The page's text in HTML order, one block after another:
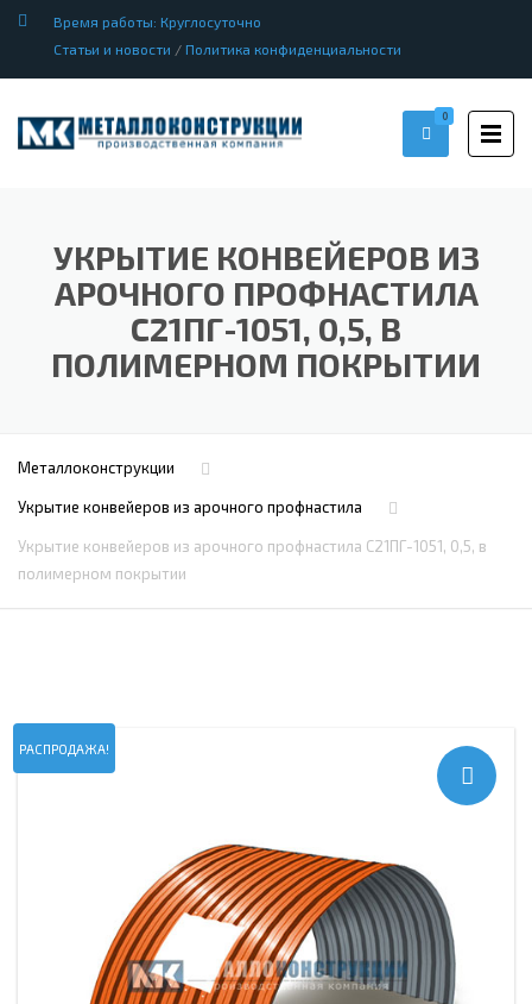
Время работы: Круглосуточно
Статьи и новости / Политика конфиденциальности
0
УКРЫТИЕ КОНВЕЙЕРОВ ИЗ
АРОЧНОГО ПРОФНАСТИЛА
С21ПГ-1051, 0,5, В
ПОЛИМЕРНОМ ПОКРЫТИИ
Металлоконструкции
Укрытие конвейеров из арочного профнастила
Укрытие конвейеров из арочного профнастила С21ПГ-1051, 0,5, в
полимерном покрытии
РАСПРОДАЖА!